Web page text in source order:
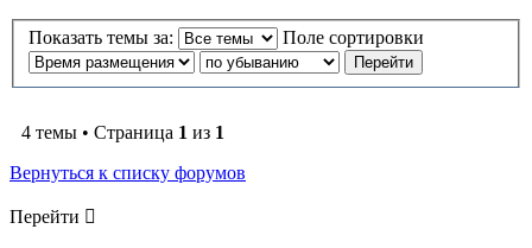
Показать темы за: Поле сортировки
4 темы • Страница 1 из 1
Вернуться к списку форумов
Перейти